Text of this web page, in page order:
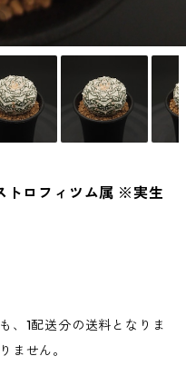
ロフィツム属 ※実生
、1配送分の送料となりま
ません。